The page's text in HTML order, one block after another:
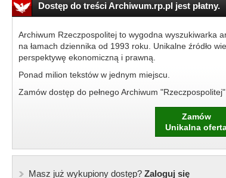
Dostęp do treści Archiwum.rp.pl jest płatny.
Archiwum Rzeczpospolitej to wygodna wyszukiwarka
na łamach dziennika od 1993 roku. Unikalne źródło
perspektywę ekonomiczną i prawną.
Ponad milion tekstów w jednym miejscu.
Zamów dostęp do pełnego Archiwum "Rzeczpospolitej"
Zamów
Unikalna
Masz już wykupiony dostęp?Zaloguj się